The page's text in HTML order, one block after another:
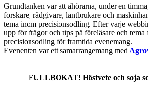
Grundtanken var att åhörarna, under en
forskare, rådgivare, lantbrukare och
tema inom precisionsodling. Efter varje
upp för frågor och tips på föreläsare och tema
precisionsodling för framtida evenemang.
Evenenten var ett samarrangemang med
FULLBOKAT! Höstvete och soja